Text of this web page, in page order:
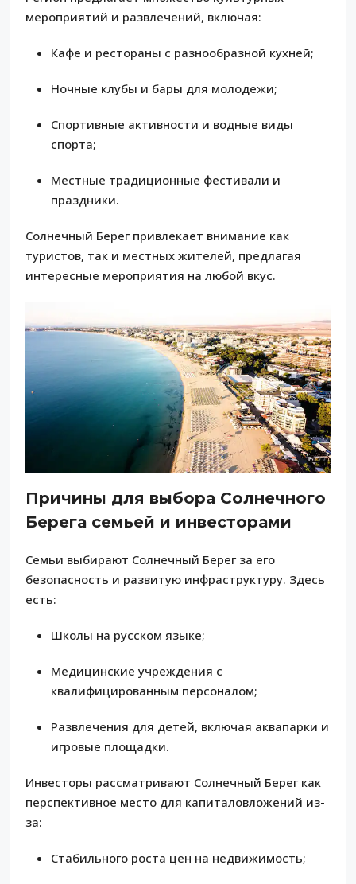
мероприятий и развлечений, включая:
Кафе и рестораны с разнообразной кухней;
Ночные клубы и бары для молодежи;
Спортивные активности и водные виды
спорта;
Местные традиционные фестивали и
праздники.
Солнечный Берег привлекает внимание как
туристов, так и местных жителей, предлагая
интересные мероприятия на любой вкус.
Причины для выбора Солнечного
Берега семьей и инвесторами
Семьи выбирают Солнечный Берег за его
безопасность и развитую инфраструктуру. Здесь
есть:
Школы на русском языке;
Медицинские учреждения с
квалифицированным персоналом;
Развлечения для детей, включая аквапарки и
игровые площадки.
Инвесторы рассматривают Солнечный Берег как
перспективное место для капиталовложений из-
за:
Cтабильного роста цен на недвижимость;